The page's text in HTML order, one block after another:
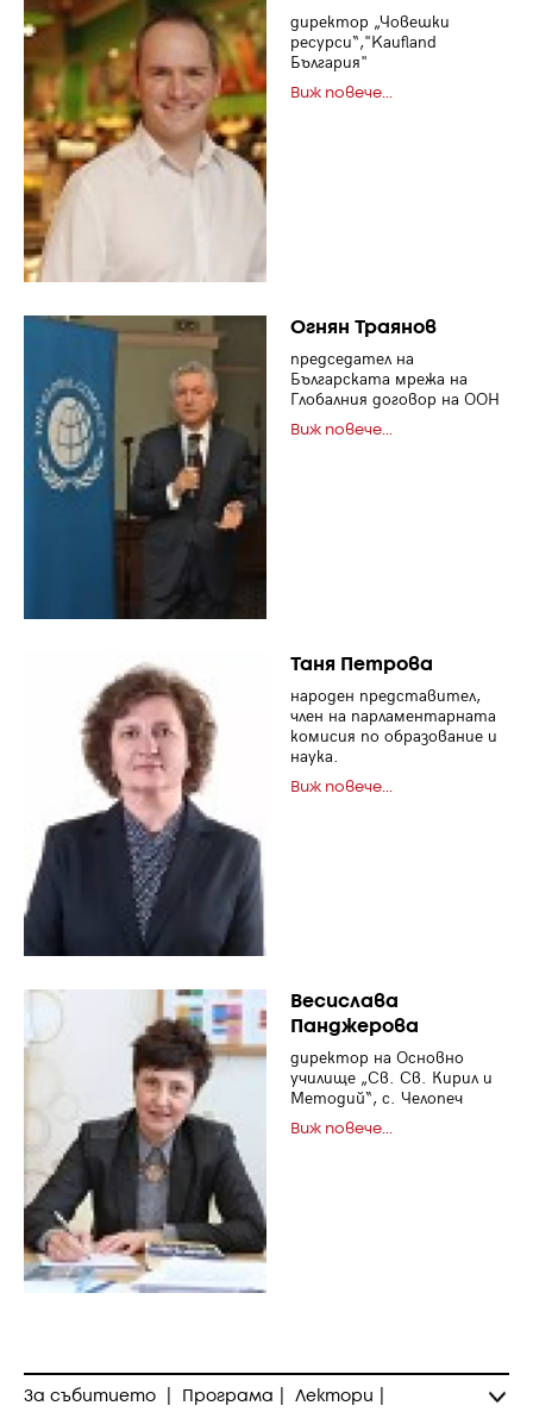
директор „Човешки
ресурси“,"Kaufland
България"
Виж повече...
Огнян Траянов
председател на
Българската мрежа на
Глобалния договор на ООН
Виж повече...
Таня Петрова
народен представител,
член на парламентарната
комисия по образование и
наука.
Виж повече...
Весислава
Панджерова
директор на Основно
училище „Св. Св. Кирил и
Методий“, с. Челопеч
Виж повече...
За събитието Програма Лектори